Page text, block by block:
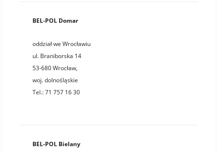
BEL-POL Domar
oddział we Wrocławiu
ul. Braniborska 14
53-680Wrocław,
woj.dolnośląskie
Tel.:71 757 16 30
BEL-POL Bielany